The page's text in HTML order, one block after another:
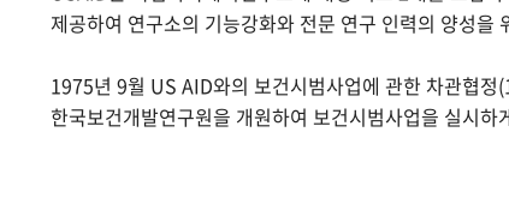
제공하여 연구소의 기능강화와 전문 연구 인력의 양성을
1975년 9월 US AID와의 보건시범사업에 관한 차관협
한국보건개발연구원을 개원하여 보건시범사업을 실시하